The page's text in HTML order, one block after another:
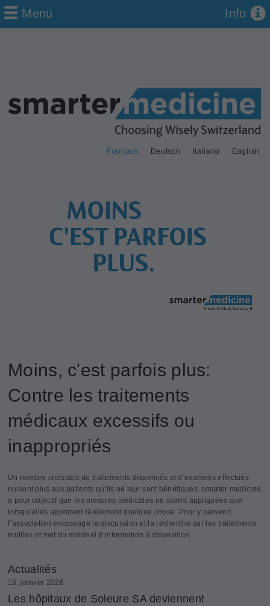
Deutsch
Français Italiano English
Menü Info
Moins, c'est parfois plus:
Contre les traitements
médicaux excessifs ou
inappropriés
Un nombre croissant de traitements dispensés et d’examens effectués
nuisent plus aux patients qu’ils ne leur sont bénéfiques. smarter medicine
a pour objectif que les mesures médicales ne soient appliquées que
lorsqu’elles apportent réellement quelque chose. Pour y parvenir,
l’association encourage la discussion et la recherche sur les traitements
inutiles et met du matériel d’information à disposition.
Actualités
18. janvier 2026
Les hôpitaux de Soleure SA deviennent